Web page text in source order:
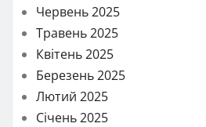
Червень 2025
Травень 2025
Квітень 2025
Березень 2025
Лютий 2025
Січень 2025